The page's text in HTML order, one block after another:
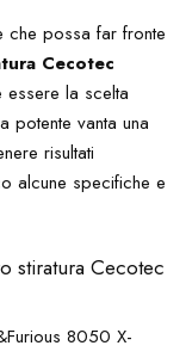
che possa far fronte
Cecotec
la scelta
potente vanta una
risultati
alcune specifiche e
stiratura Cecotec
8050 X-